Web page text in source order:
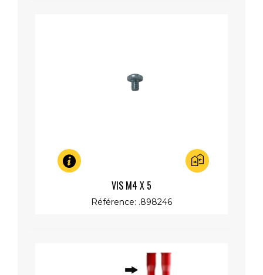
VIS M4 X 5
Référence: .898246